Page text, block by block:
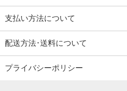
支払い方法について
配送方法･送料について
プライバシーポリシー